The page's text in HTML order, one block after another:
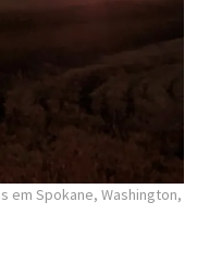
em Spokane, Washington,